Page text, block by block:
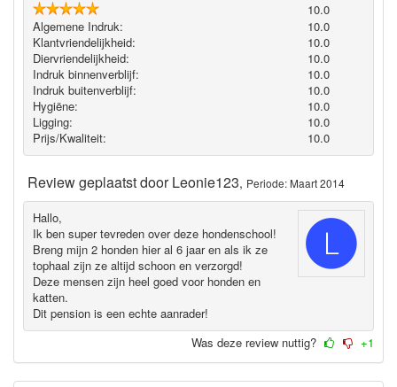
10.0
Algemene Indruk:
10.0
Klantvriendelijkheid:
10.0
Diervriendelijkheid:
10.0
Indruk binnenverblijf:
10.0
Indruk buitenverblijf:
10.0
Hygiëne‎:
10.0
Ligging:
10.0
Prijs/Kwaliteit:
10.0
Review geplaatst doorLeonie123, Periode: Maart 2014
Hallo,
Ik ben super tevreden over deze hondenschool!
Breng mijn 2 honden hier al 6 jaar en als ik ze
tophaal zijn ze altijd schoon en verzorgd!
Deze mensen zijn heel goed voor honden en
katten.
Dit pension is een echte aanrader!
Was deze review nuttig? +1